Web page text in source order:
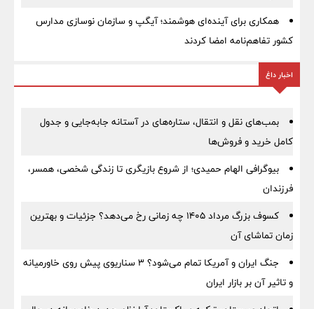
همکاری برای آینده‌ای هوشمند؛ آیگپ و سازمان نوسازی مدارس
کشور تفاهم‌نامه امضا کردند
اخبار داغ
بمب‌های نقل و انتقال، ستاره‌های در آستانه جابه‌جایی و جدول
کامل خرید و فروش‌ها
بیوگرافی الهام حمیدی؛ از شروع بازیگری تا زندگی شخصی، همسر،
فرزندان
کسوف بزرگ مرداد ۱۴۰۵ چه زمانی رخ می‌دهد؟ جزئیات و بهترین
زمان تماشای آن
جنگ ایران و آمریکا تمام می‌شود؟ ۳ سناریوی پیش روی خاورمیانه
و تاثیر آن بر بازار ایران